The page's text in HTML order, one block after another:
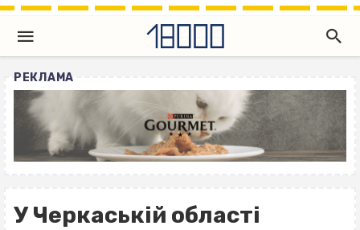
РЕКЛАМА
У Черкаській області